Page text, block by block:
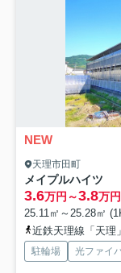
NEW
天理市田町
メイプルハイツ
3.6万円～3.8万円
25.11㎡～25.28㎡
近鉄天理線「天理
駐輪場 光ファイ